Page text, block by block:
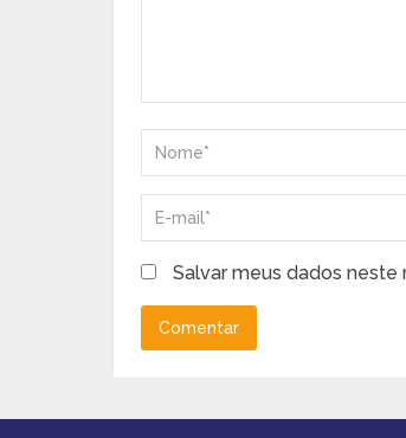
Salvar meus dados neste